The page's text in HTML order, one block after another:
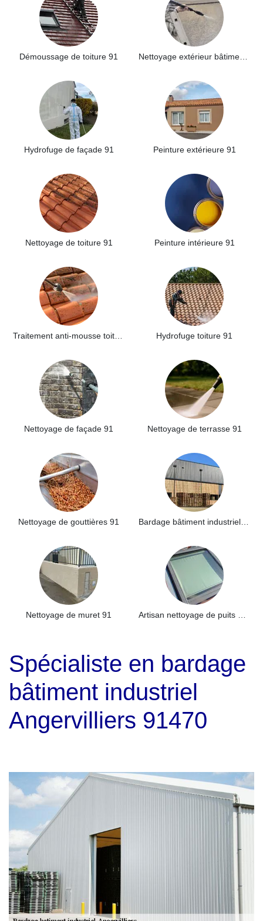
Démoussage de toiture 91
Hydrofuge de façade 91 Peinture extérieure 91
Nettoyage de toiture 91 Peinture intérieure 91
Hydrofuge toiture 91
Nettoyage de façade 91 Nettoyage de terrasse 91
Nettoyage de gouttières 91
Nettoyage de muret 91
Spécialiste en bardage
bâtiment industriel
Angervilliers 91470